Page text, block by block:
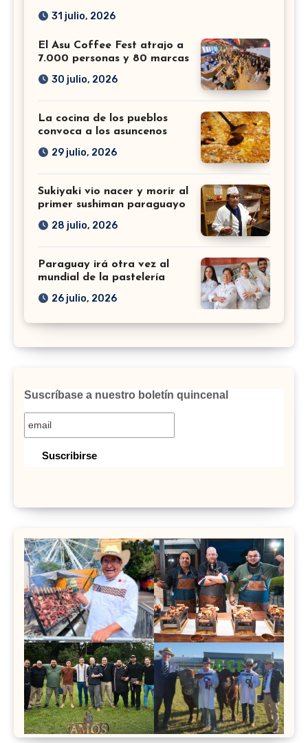
31 julio, 2026
El Asu Coffee Fest atrajo a
7.000 personas y 80 marcas
30 julio, 2026
La cocina de los pueblos
convoca a los asuncenos
29 julio, 2026
Sukiyaki vio nacer y morir al
primer sushiman paraguayo
28 julio, 2026
Paraguay irá otra vez al
mundial de la pastelería
26 julio, 2026
Suscríbase a nuestro boletín quincenal